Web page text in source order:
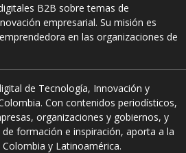
B2B sobre temas de
empresarial. Su misión es
en las organizaciones de
de Tecnología, Innovación y
Con contenidos periodísticos,
organizaciones y gobiernos, y
formación e inspiración, aporta a la
y Latinoamérica.